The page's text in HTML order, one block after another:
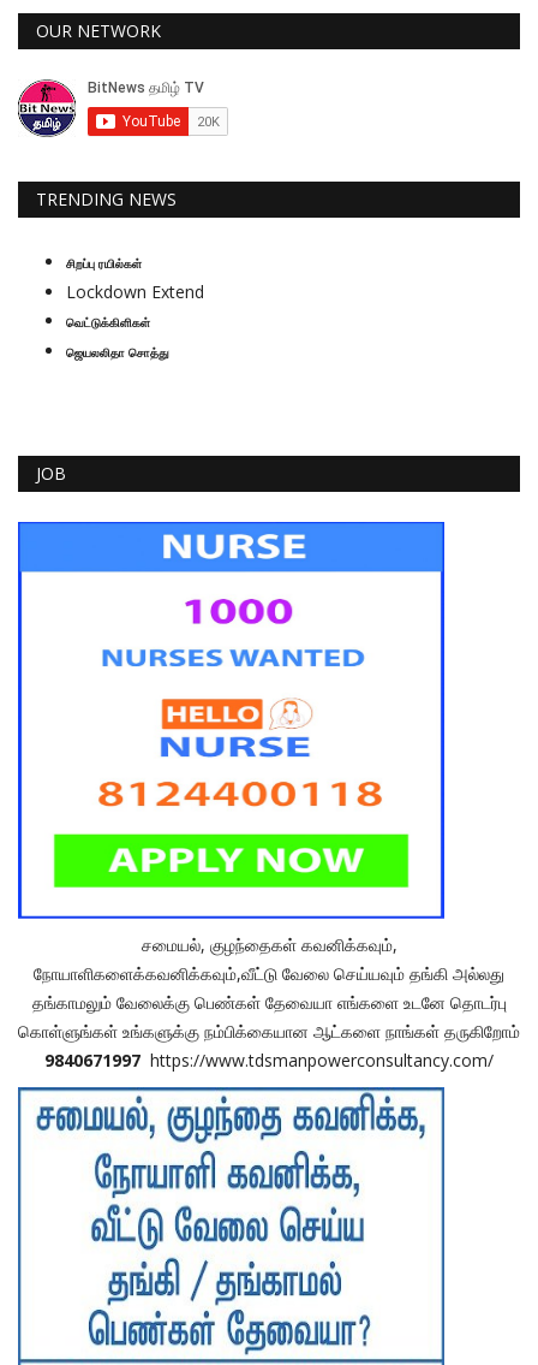
OUR NETWORK
TRENDING NEWS
சிறப்பு ரயில்கள்
Lockdown Extend
வெட்டுக்கிளிகள்
ஜெயலலிதா சொத்து
JOB
சமையல், குழந்தைகள் கவனிக்கவும்,
நோயாளிகளைக்கவனிக்கவும்,வீட்டு வேலை செய்யவும் தங்கி அல்லது
தங்காமலும் வேலைக்கு பெண்கள் தேவையா எங்களை உடனே தொடர்பு
கொள்ளுங்கள் உங்களுக்கு நம்பிக்கையான ஆட்களை நாங்கள் தருகிறோம்
9840671997 https://www.tdsmanpowerconsultancy.com/